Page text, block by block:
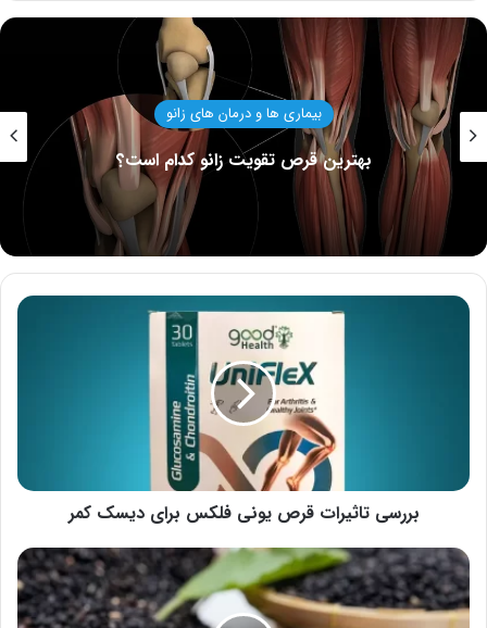
بیماری ها و درمان های زانو
بهترین قرص تقویت زانو کدام است؟
بررسی
بررسی تاثیرات قرص یونی فلکس برای دیسک کمر
شیوه
صحیح
لاغری